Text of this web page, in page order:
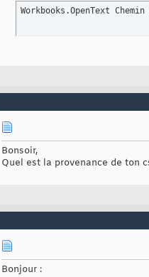
31
.Refresh
'
Workbooks.OpenText
Bonsoir,
Quel est la provenance de ton
Bonjour :